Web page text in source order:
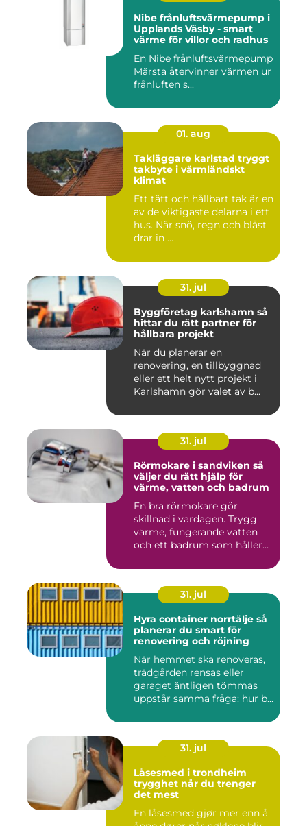
Nibe frånluftsvärmepump i
Upplands Väsby - smart
värme för villor och radhus
En Nibe frånluftsvärmepump
Märsta återvinner värmen ur
frånluften s...
01. aug
Takläggare karlstad tryggt
takbyte i värmländskt
klimat
Ett tätt och hållbart tak är en
av de viktigaste delarna i ett
hus. När snö, regn och blåst
drar in ...
31. jul
Byggföretag karlshamn så
hittar du rätt partner för
hållbara projekt
När du planerar en
renovering, en tillbyggnad
eller ett helt nytt projekt i
Karlshamn gör valet av b...
31. jul
Rörmokare i sandviken så
väljer du rätt hjälp för
värme, vatten och badrum
En bra rörmokare gör
skillnad i vardagen. Trygg
värme, fungerande vatten
och ett badrum som håller
31. jul
Hyra container norrtälje så
planerar du smart för
renovering och röjning
När hemmet ska renoveras,
trädgården rensas eller
garaget äntligen tömmas
uppstår samma fråga: hur b...
31. jul
Låsesmed i trondheim
trygghet når du trenger
det mest
En låsesmed gjør mer enn å